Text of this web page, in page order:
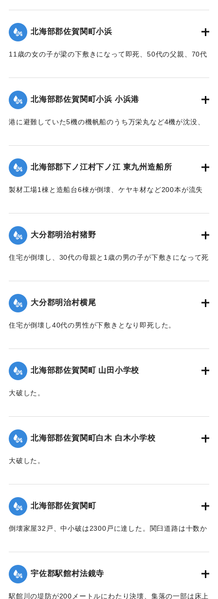
｜固有コード:
北海部郡佐賀関町小浜
11歳の女の子が梁の下敷きになって即死、50代の父親、70代
った。
【出典：大分合同新聞 1951年10月17日朝刊2面】
｜固有コード: 005200105
北海部郡佐賀関町小浜 小浜港
港に避難していた5機の機帆船のうち万栄丸など4機が沈没、
ている。
【出典：大分合同新聞 1951年10月17日朝刊2面】
｜固有コード:005200106
北海部郡下ノ江村下ノ江 東九州造船所
製材工場1棟と造船台6棟が倒壊、ケヤキ材など200本が流失
｜固有コード:
大分郡明治村猪野
住宅が倒壊し、30代の母親と1歳の男の子が下敷きになって死
｜固有コード:
大分郡明治村横尾
住宅が倒壊し40代の男性が下敷きとなり即死した。
｜固有コード: 005200109
北海部郡佐賀関町 山田小学校
大破した。
｜固有コード: 005200102
北海部郡佐賀関町白木 白木小学校
大破した。
｜固有コード: 005200103
北海部郡佐賀関町
倒壊家屋32戸、中小破は2300戸に達した。関臼道路は十数か
｜固有コード:
宇佐郡駅館村法鏡寺
駅館川の堤防が200メートルにわたり決壊、集落の一部は床上